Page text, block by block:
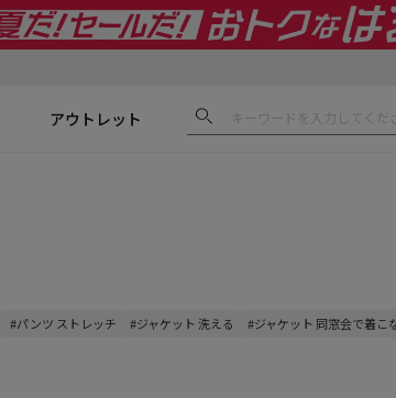
アウトレット
#パンツ ストレッチ #ジャケット 洗える #ジャケット 同窓会で着こ